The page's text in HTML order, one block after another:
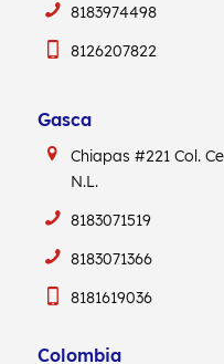
8183974498
8126207822
Gasca
Chiapas #221Col.
N.L.
8183071519
8183071366
8181619036
Colombia